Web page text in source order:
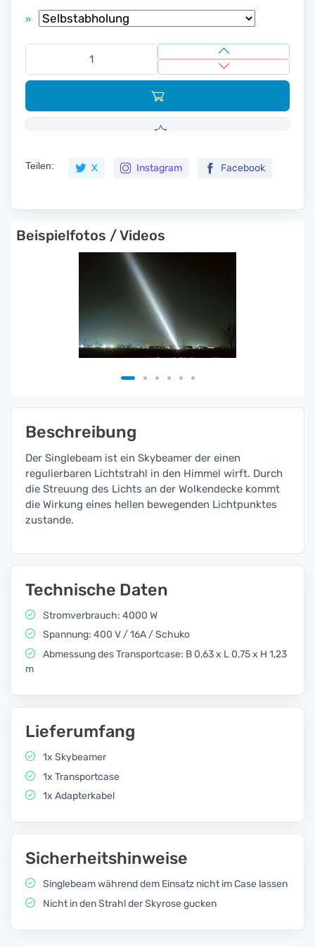
»
Teilen: X Instagram Facebook
Beispielfotos / Videos
Beschreibung
Der Singlebeam ist ein Skybeamer der einen
regulierbaren Lichtstrahl in den Himmel wirft. Durch
die Streuung des Lichts an der Wolkendecke kommt
die Wirkung eines hellen bewegenden Lichtpunktes
zustande.
Technische Daten
Stromverbrauch: 4000 W
Spannung: 400 V / 16A / Schuko
Abmessung des Transportcase: B 0,63 x L 0,75 x H 1,23
m
Lieferumfang
1x Skybeamer
1x Transportcase
1x Adapterkabel
Sicherheitshinweise
Singlebeam während dem Einsatz nicht im Case lassen
Nicht in den Strahl der Skyrose gucken